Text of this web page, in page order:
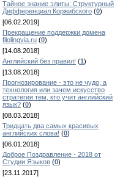
Тайное знание элиты: Структурный
Дифференциал Коржибского (0)
[06.02.2019]
Прекращение поддержки домена
filolingvia.ru (0)
[14.08.2018]
Английский без правил! (1)
[13.08.2018]
Прогнозирование - это не чудо, а
технология или зачем искусство
стратегии тем, кто учит английский
язык? (0)
[08.03.2018]
Тридцать два самых красивых
английских слова! (0)
[06.01.2018]
Доброе Поздравление - 2018 от
Студии Языков (0)
[23.11.2017]